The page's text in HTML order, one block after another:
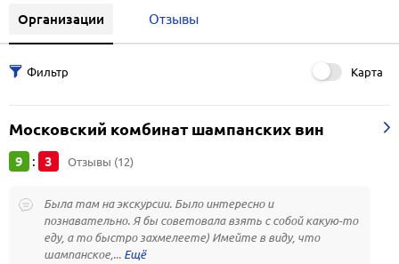
Организации Отзывы
Карта
Московский комбинат шампанских вин
9 : 3 Отзывы (12)
Была там на экскурсии. Было интересно и
познавательно. Я бы советовала взять с собой какую-то
еду, а то быстро захмелеете) Имейте в виду, что
шампанское,...